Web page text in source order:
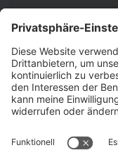
Impressum
Impressum
Cookie-Richtlinie (EU)